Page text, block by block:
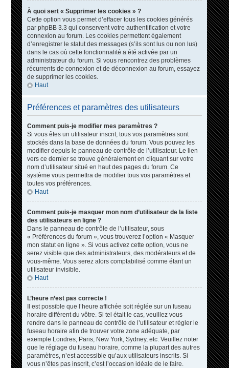
À quoi sert « Supprimer les cookies » ?
Cette option vous permet d’effacer tous les cookies générés
par phpBB 3.3 qui conservent votre authentification et votre
connexion au forum. Les cookies permettent également
d’enregistrer le statut des messages (s’ils sont lus ou non lus)
dans le cas où cette fonctionnalité a été activée par un
administrateur du forum. Si vous rencontrez des problèmes
récurrents de connexion et de déconnexion au forum, essayez
de supprimer les cookies.
Haut
Préférences et paramètres des utilisateurs
Comment puis-je modifier mes paramètres ?
Si vous êtes un utilisateur inscrit, tous vos paramètres sont
stockés dans la base de données du forum. Vous pouvez les
modifier depuis le panneau de contrôle de l’utilisateur. Le lien
vers ce dernier se trouve généralement en cliquant sur votre
nom d’utilisateur situé en haut des pages du forum. Ce
système vous permettra de modifier tous vos paramètres et
toutes vos préférences.
Haut
Comment puis-je masquer mon nom d’utilisateur de la liste
des utilisateurs en ligne ?
Dans le panneau de contrôle de l’utilisateur, sous
« Préférences du forum », vous trouverez l’option « Masquer
mon statut en ligne ». Si vous activez cette option, vous ne
serez visible que des administrateurs, des modérateurs et de
vous-même. Vous serez alors comptabilisé comme étant un
utilisateur invisible.
Haut
L’heure n’est pas correcte !
Il est possible que l’heure affichée soit réglée sur un fuseau
horaire différent du vôtre. Si tel était le cas, veuillez vous
rendre dans le panneau de contrôle de l’utilisateur et régler le
fuseau horaire afin de trouver votre zone adéquate, par
exemple Londres, Paris, New York, Sydney, etc. Veuillez noter
que le réglage du fuseau horaire, comme la plupart des autres
paramètres, n’est accessible qu’aux utilisateurs inscrits. Si
vous n’êtes pas inscrit, c’est l’occasion idéale de le faire.